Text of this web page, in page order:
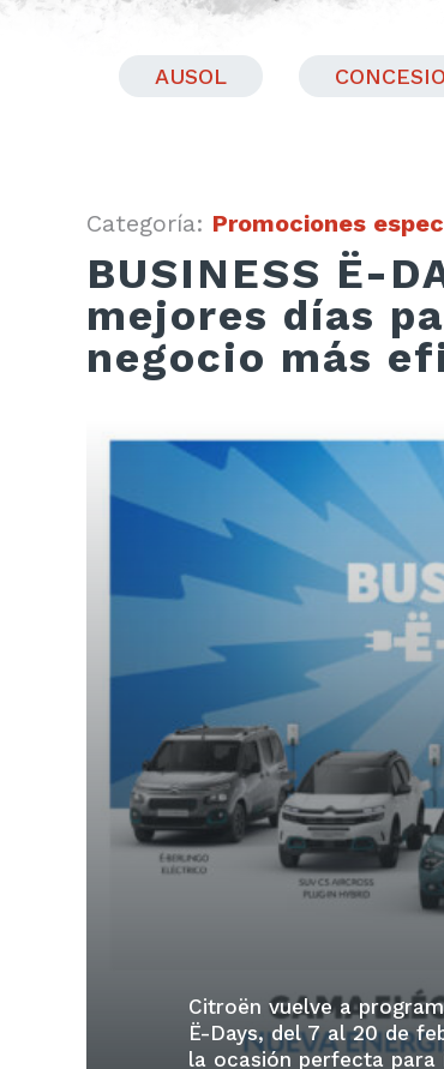
AUSOL
Categoría: Promociones
BUSINESS Ë-
mejores días
negocio más
Citroën vuelve a
Ë-Days, del 7 al 20 de
la ocasión perfecta para